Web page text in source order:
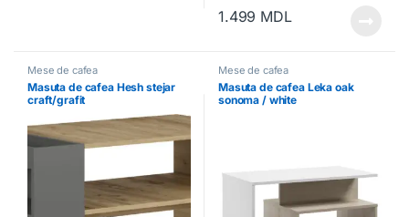
1.499 MDL
Mese de cafea
Masuta de cafea Hesh stejar
craft/grafit
Mese de cafea
Masuta de cafea Leka oak
sonoma / white